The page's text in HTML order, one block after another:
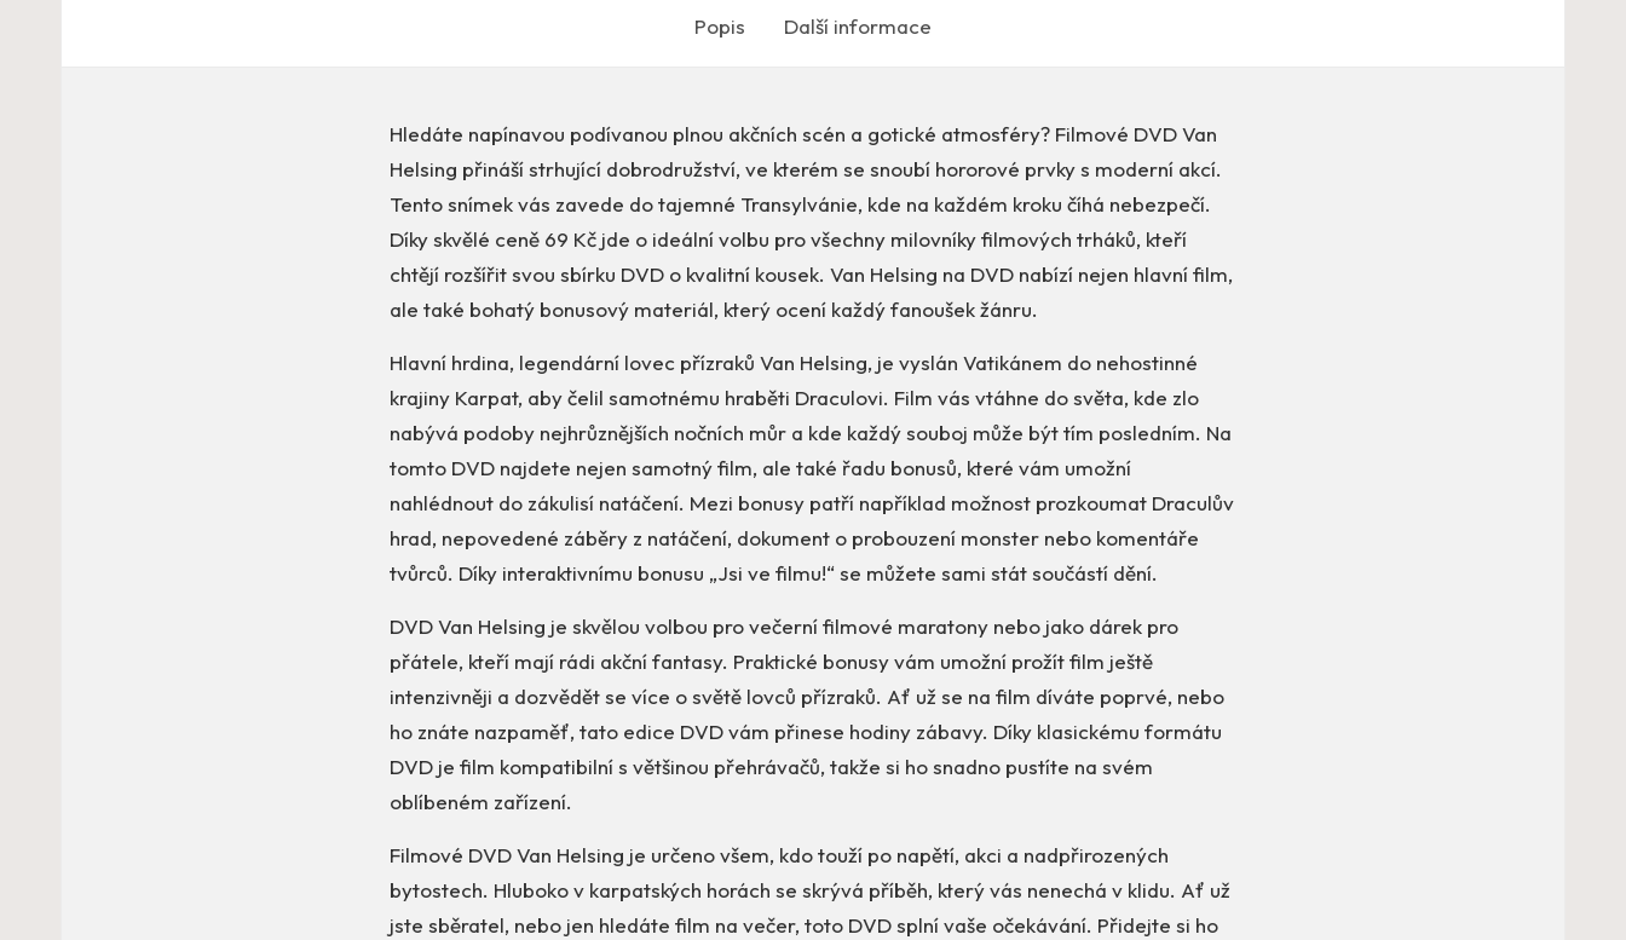
Popis Další informace
Hledáte napínavou podívanou plnou akčních scén a gotické atmosféry? Filmové DVD Van
Helsing přináší strhující dobrodružství, ve kterém se snoubí hororové prvky s moderní akcí.
Tento snímek vás zavede do tajemné Transylvánie, kde na každém kroku číhá nebezpečí.
Díky skvělé ceně 69 Kč jde o ideální volbu pro všechny milovníky filmových trháků, kteří
chtějí rozšířit svou sbírku DVD o kvalitní kousek. Van Helsing na DVD nabízí nejen hlavní film,
ale také bohatý bonusový materiál, který ocení každý fanoušek žánru.
Hlavní hrdina, legendární lovec přízraků Van Helsing, je vyslán Vatikánem do nehostinné
krajiny Karpat, aby čelil samotnému hraběti Draculovi. Film vás vtáhne do světa, kde zlo
nabývá podoby nejhrůznějších nočních můr a kde každý souboj může být tím posledním. Na
tomto DVD najdete nejen samotný film, ale také řadu bonusů, které vám umožní
nahlédnout do zákulisí natáčení. Mezi bonusy patří například možnost prozkoumat Draculův
hrad, nepovedené záběry z natáčení, dokument o probouzení monster nebo komentáře
tvůrců. Díky interaktivnímu bonusu „Jsi ve filmu!“ se můžete sami stát součástí dění.
DVD Van Helsing je skvělou volbou pro večerní filmové maratony nebo jako dárek pro
přátele, kteří mají rádi akční fantasy. Praktické bonusy vám umožní prožít film ještě
intenzivněji a dozvědět se více o světě lovců přízraků. Ať už se na film díváte poprvé, nebo
ho znáte nazpaměť, tato edice DVD vám přinese hodiny zábavy. Díky klasickému formátu
DVD je film kompatibilní s většinou přehrávačů, takže si ho snadno pustíte na svém
oblíbeném zařízení.
Filmové DVD Van Helsing je určeno všem, kdo touží po napětí, akci a nadpřirozených
bytostech. Hluboko v karpatských horách se skrývá příběh, který vás nenechá v klidu. Ať už
jste sběratel, nebo jen hledáte film na večer, toto DVD splní vaše očekávání. Přidejte si ho